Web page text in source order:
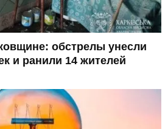
обстрелы унесли
и ранили 14 жителей